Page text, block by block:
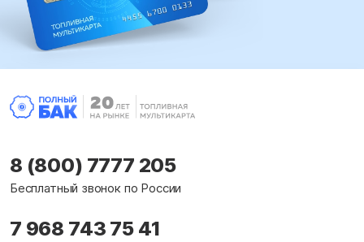
8 (800) 7777 205
Бесплатный звонок по России
7 968 743 75 41